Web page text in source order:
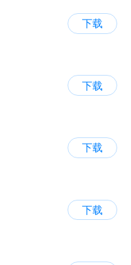
下载
下载
下载
下载